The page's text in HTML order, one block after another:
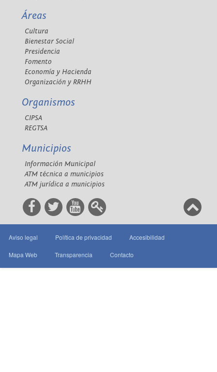
Áreas
Cultura
Bienestar Social
Presidencia
Fomento
Economía y Hacienda
Organización y RRHH
Organismos
CIPSA
REGTSA
Municipios
Información Municipal
ATM técnica a municipios
ATM jurídica a municipios
Aviso legal Política de privacidad Accesibilidad
Mapa Web Transparencia Contacto